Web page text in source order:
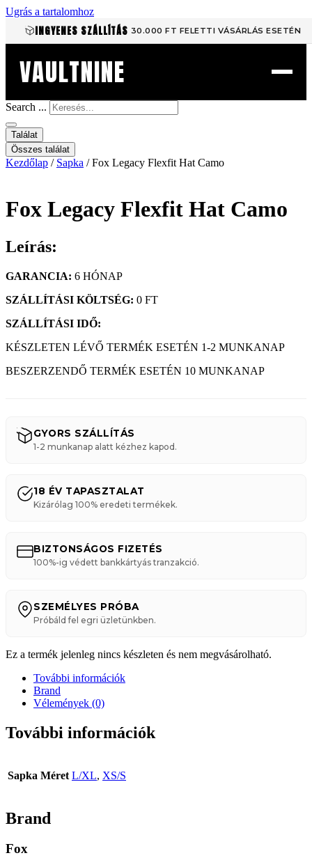
Ugrás a tartalomhoz
INGYENES SZÁLLÍTÁS 30.000 FT FELETTI VÁSÁRLÁS ESETÉN
VAULTNINE
Search ...
Találat
Összes találat
Kezdőlap / Sapka / Fox Legacy Flexfit Hat Camo
Fox Legacy Flexfit Hat Camo
Leírás:
GARANCIA: 6 HÓNAP
SZÁLLÍTÁSI KÖLTSÉG: 0 FT
SZÁLLÍTÁSI IDŐ:
KÉSZLETEN LÉVŐ TERMÉK ESETÉN 1-2 MUNKANAP
BESZERZENDŐ TERMÉK ESETÉN 10 MUNKANAP
GYORS SZÁLLÍTÁS
1-2 munkanap alatt kézhez kapod.
18 ÉV TAPASZTALAT
Kizárólag 100% eredeti termékek.
BIZTONSÁGOS FIZETÉS
100%-ig védett bankkártyás tranzakció.
SZEMÉLYES PRÓBA
Próbáld fel egri üzletünkben.
Ez a termék jelenleg nincs készleten és nem megvásárolható.
További információk
Brand
Vélemények (0)
További információk
Sapka Méret L/XL, XS/S
Brand
Fox